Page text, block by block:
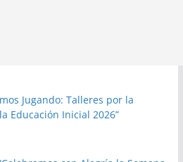
Jugando: Talleres por la
Educación Inicial 2026”